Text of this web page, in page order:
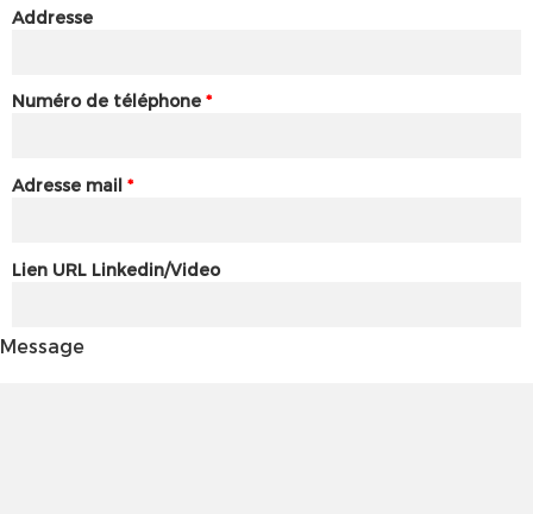
Addresse
Numéro de téléphone *
Adresse mail *
Lien URL Linkedin/Video
Message